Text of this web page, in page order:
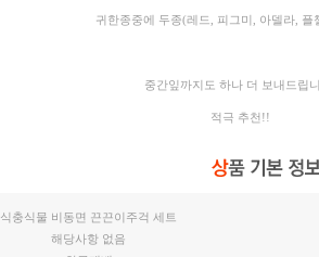
귀한종중에 두종(레드, 피그미, 아델라, 플
중간잎까지도 하나 더 보내드립
적극 추천!!
식충식물 비동면 끈끈이주걱 세트
해당사항 없음